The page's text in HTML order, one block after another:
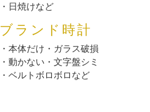
日焼けなど
ブランド時計
本体だけ・ガラス破損
動かない・文字盤シミ
ベルトボロボロなど